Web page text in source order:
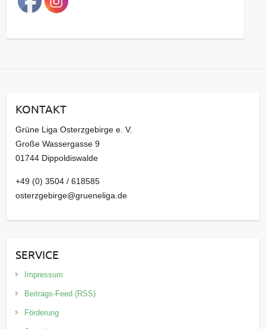
g
a
v
KONTAKT
Grüne Liga Osterzgebirge e. V.
Große Wassergasse 9
01744 Dippoldiswalde
+49 (0) 3504 / 618585
osterzgebirge@grueneliga.de
SERVICE
Impressum
Beitrags-Feed (RSS)
Förderung